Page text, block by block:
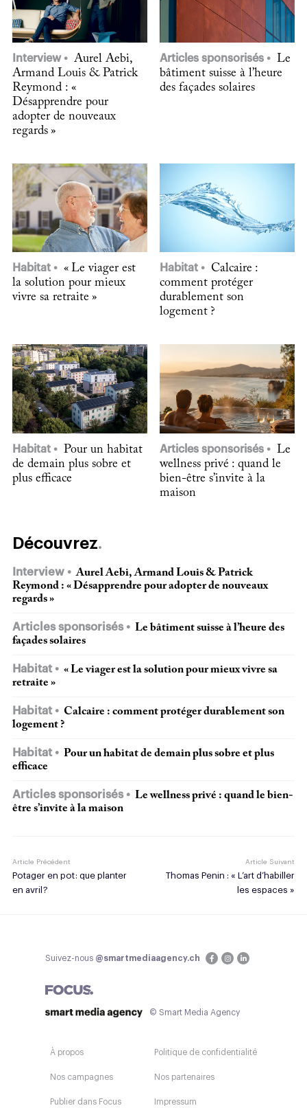
Interview
Aurel Aebi,
Armand Louis & Patrick
Reymond : «
Désapprendre pour
adopter de nouveaux
regards »
Articles sponsorisés
Le
bâtiment suisse à l’heure
des façades solaires
Habitat
« Le viager est
la solution pour mieux
vivre sa retraite »
Habitat
Calcaire :
comment protéger
durablement son
logement ?
Habitat
Pour un habitat
de demain plus sobre et
plus efficace
Articles sponsorisés
Le
wellness privé : quand le
bien-être s’invite à la
maison
Découvrez
Interview
Aurel Aebi, Armand Louis & Patrick
Reymond : « Désapprendre pour adopter de nouveaux
regards »
Articles sponsorisés
Le bâtiment suisse à l’heure des
façades solaires
Habitat
« Le viager est la solution pour mieux vivre sa
retraite »
Habitat
Calcaire : comment protéger durablement son
logement ?
Habitat
Pour un habitat de demain plus sobre et plus
efficace
Articles sponsorisés
Le wellness privé : quand le bien-
être s’invite à la maison
Article Précédent
Potager en pot : que planter
en avril ?
Article Suivant
Thomas Penin : « L’art d’habiller
les espaces »
Suivez-nous @smartmediaagency.ch
© Smart Media Agency
À propos
Nos campagnes
Publier dans Focus
Politique de confidentialité
Nos partenaires
Impressum